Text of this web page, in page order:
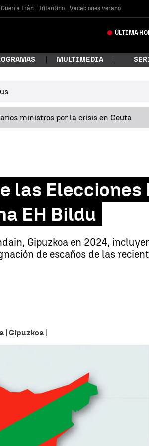
Guerra Irán Infantino Vacaciones verano
ÚLTIMA
MULTIMEDIA
ministros por la crisis en Ceuta
las Elecciones
EH Bildu
Gipuzkoa en 2024,
de escaños de las
Gipuzkoa